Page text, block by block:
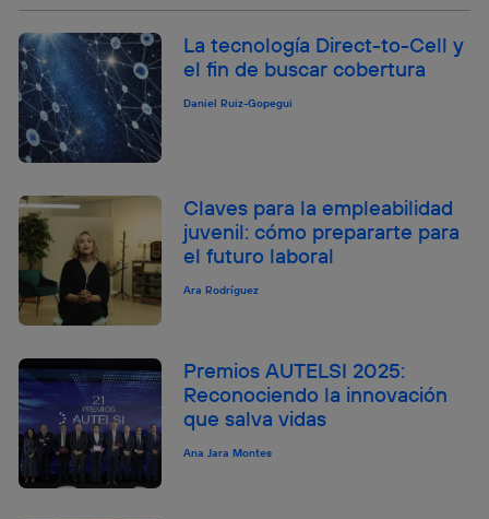
La tecnología Direct-to-Cell y
el fin de buscar cobertura
Daniel Ruiz-Gopegui
Claves para la empleabilidad
juvenil: cómo prepararte para
el futuro laboral
Ara Rodríguez
Premios AUTELSI 2025:
Reconociendo la innovación
que salva vidas
Ana Jara Montes